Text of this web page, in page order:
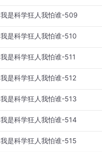
我是科学狂人我怕谁-509
我是科学狂人我怕谁-510
我是科学狂人我怕谁-511
我是科学狂人我怕谁-512
我是科学狂人我怕谁-513
我是科学狂人我怕谁-514
我是科学狂人我怕谁-515